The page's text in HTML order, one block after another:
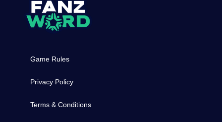
Game Rules
Privacy Policy
Terms & Conditions